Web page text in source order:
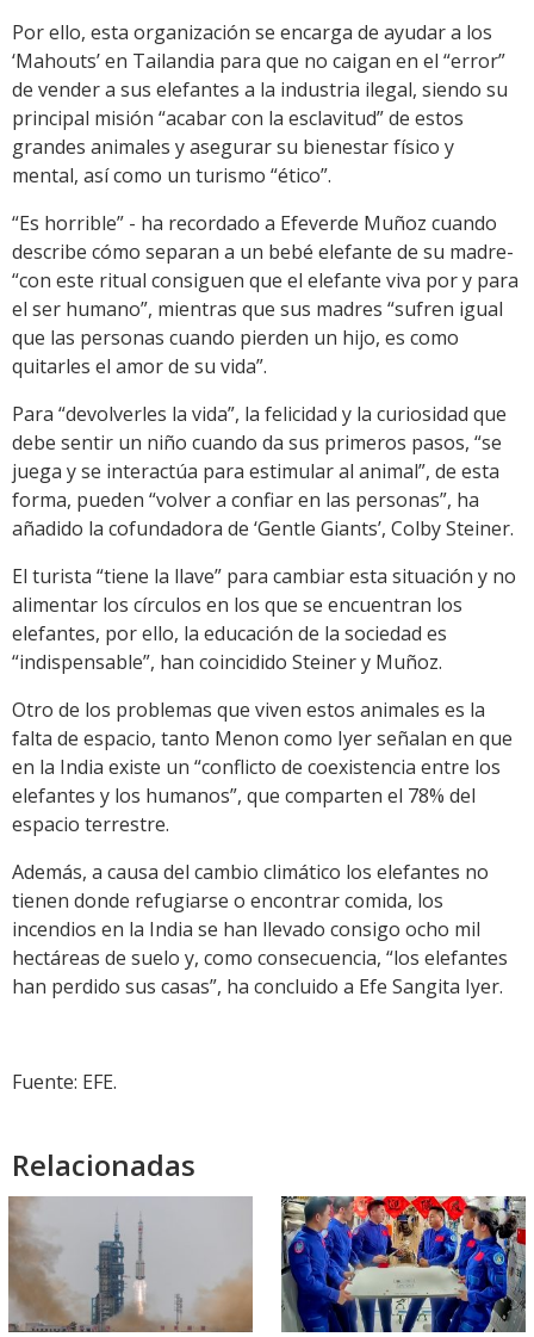
Por ello, esta organización se encarga de ayudar a los
‘Mahouts’ en Tailandia para que no caigan en el “error”
de vender a sus elefantes a la industria ilegal, siendo su
principal misión “acabar con la esclavitud” de estos
grandes animales y asegurar su bienestar físico y
mental, así como un turismo “ético”.
“Es horrible” - ha recordado a Efeverde Muñoz cuando
describe cómo separan a un bebé elefante de su madre-
“con este ritual consiguen que el elefante viva por y para
el ser humano”, mientras que sus madres “sufren igual
que las personas cuando pierden un hijo, es como
quitarles el amor de su vida”.
Para “devolverles la vida”, la felicidad y la curiosidad que
debe sentir un niño cuando da sus primeros pasos, “se
juega y se interactúa para estimular al animal”, de esta
forma, pueden “volver a confiar en las personas”, ha
añadido la cofundadora de ‘Gentle Giants’, Colby Steiner.
El turista “tiene la llave” para cambiar esta situación y no
alimentar los círculos en los que se encuentran los
elefantes, por ello, la educación de la sociedad es
“indispensable”, han coincidido Steiner y Muñoz.
Otro de los problemas que viven estos animales es la
falta de espacio, tanto Menon como Iyer señalan en que
en la India existe un “conflicto de coexistencia entre los
elefantes y los humanos”, que comparten el 78% del
espacio terrestre.
Además, a causa del cambio climático los elefantes no
tienen donde refugiarse o encontrar comida, los
incendios en la India se han llevado consigo ocho mil
hectáreas de suelo y, como consecuencia, “los elefantes
han perdido sus casas”, ha concluido a Efe Sangita Iyer.
Fuente: EFE.
Relacionadas